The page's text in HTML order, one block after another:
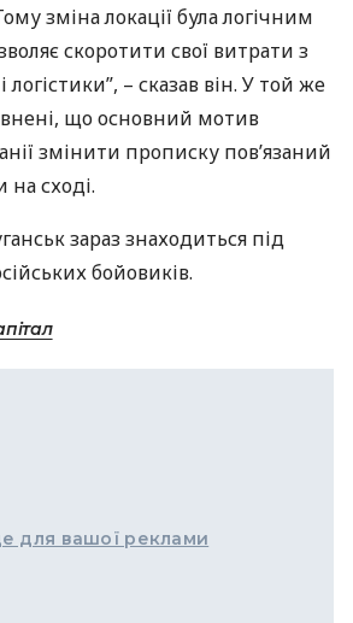
зміна локації була логічним
скоротити свої витрати з
логістики”, – сказав він. У той же
що основний мотив
змінити прописку пов’язаний
сході.
зараз знаходиться під
бойовиків.
для вашої реклами